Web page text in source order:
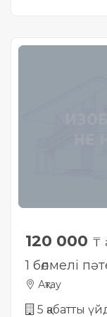
120 000 ₸
1 бөлмелі
Ақтау
5 қабатты